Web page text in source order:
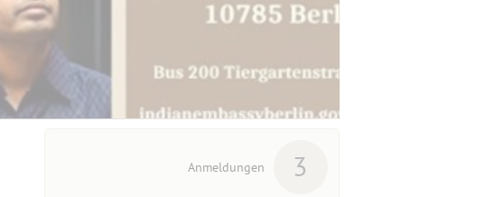
Anmeldungen 3